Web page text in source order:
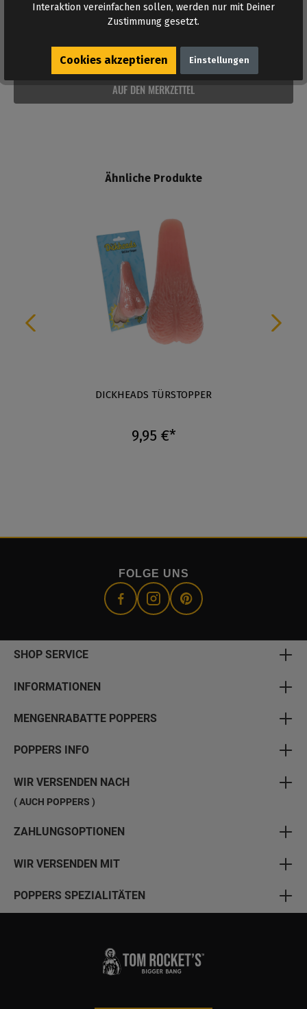
AUF DEN MERKZETTEL
Ähnliche Produkte
DICKHEADS TÜRSTOPPER
9,95 €*
FOLGE UNS
SHOP SERVICE
INFORMATIONEN
MENGENRABATTE POPPERS
POPPERS INFO
WIR VERSENDEN NACH
( AUCH POPPERS )
ZAHLUNGSOPTIONEN
WIR VERSENDEN MIT
POPPERS SPEZIALITÄTEN
Interaktion vereinfachen sollen, werden nur mit Deiner
Zustimmung gesetzt.
Cookies akzeptieren Einstellungen